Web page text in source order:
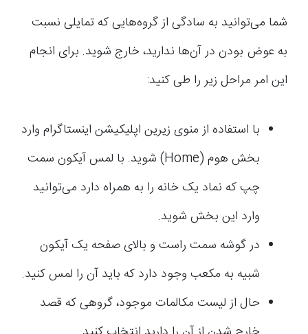
شما می‌توانید به سادگی از گروه‌هایی که تمایلی نسبت
به عوض بودن در آن‌ها ندارید، خارج شوید. برای انجام
این امر مراحل زیر را طی کنید:
با استفاده از منوی زیرین اپلیکیشن اینستاگرام وارد
بخش هوم (Home) شوید. با لمس آیکون سمت
چپ که نماد یک خانه را به همراه دارد می‌توانید
وارد این بخش شوید.
در گوشه سمت راست و بالای صفحه یک آیکون
شبیه به مکعب وجود دارد که باید آن را لمس کنید.
حال از لیست مکالمات موجود، گروهی که قصد